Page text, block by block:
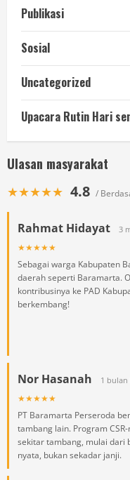
Publikasi
Sosial
Uncategorized
Upacara Rutin Hari
Ulasan masyarakat
★★★★★ 4.8 /
Rahmat Hidayat 3
★★★★★
Sebagai warga Kabupaten
daerah seperti Baramarta.
kontribusinya ke PAD
berkembang!
Nor Hasanah 1 bulan
★★★★★
PT Baramarta Perseroda
tambang lain. Program
sekitar tambang, mulai dari
nyata, bukan sekadar janji.